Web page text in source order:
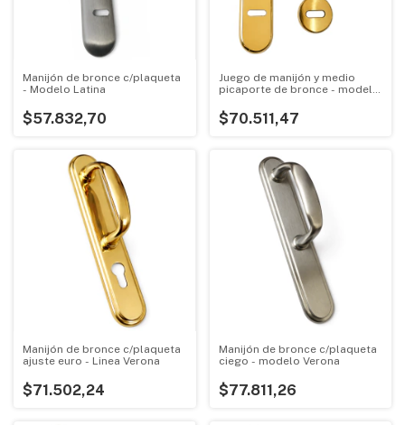
Manijón de bronce c/plaqueta
- Modelo Latina
$57.832,70
Juego de manijón y medio
picaporte de bronce - modelo
$70.511,47
Manijón de bronce c/plaqueta
ajuste euro - Linea Verona
$71.502,24
Manijón de bronce c/plaqueta
ciego - modelo Verona
$77.811,26